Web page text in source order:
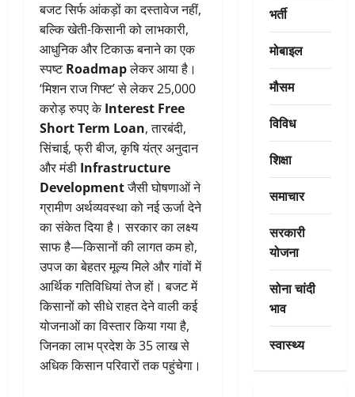
बजट सिर्फ आंकड़ों का दस्तावेज नहीं,
बल्कि खेती-किसानी को लाभकारी,
आधुनिक और टिकाऊ बनाने का एक
स्पष्टRoadmapलेकर आया है।
‘मिशन राज गिफ्ट’ से लेकर 25,000
करोड़ रुपए केInterest Free
Short Term Loan, तारबंदी,
सिंचाई, फ्री बीज, कृषि यंत्र अनुदान
और मंडी Infrastructure
Developmentजैसी घोषणाओं ने
ग्रामीण अर्थव्यवस्था को नई ऊर्जा देने
का संकेत दिया है। सरकार का लक्ष्य
साफ है—किसानों की लागत कम हो,
उपज का बेहतर मूल्य मिले और गांवों में
आर्थिक गतिविधियां तेज हों। बजट में
किसानों को सीधे राहत देने वाली कई
योजनाओं का विस्तार किया गया है,
जिनका लाभ प्रदेश के 35 लाख से
अधिक किसान परिवारों तक पहुंचेगा।
भर्ती
मोबाइल
मौसम
विविध
शिक्षा
समाचार
सरकारी
योजना
सोना चांदी
भाव
स्वास्थ्य